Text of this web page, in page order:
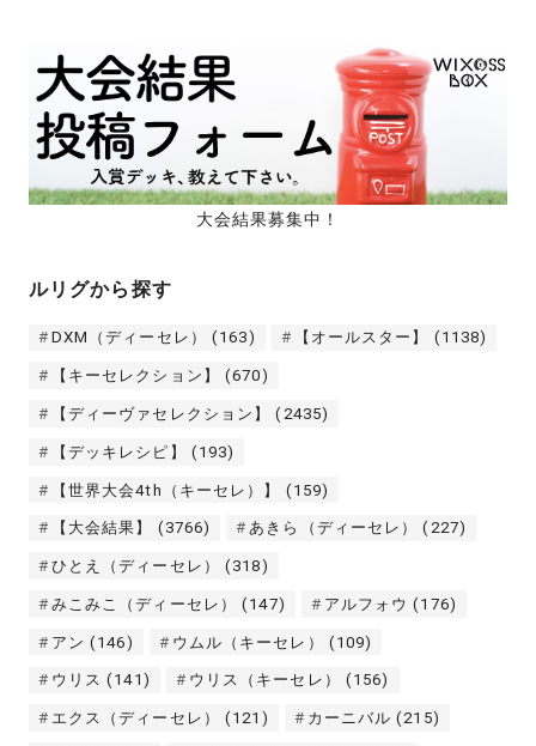
大会結果募集中！
ルリグから探す
DXM（ディーセレ） (163) 【オールスター】 (1138)
【キーセレクション】 (670)
【ディーヴァセレクション】 (2435)
【デッキレシピ】 (193)
【世界大会4th（キーセレ）】 (159)
【大会結果】 (3766) あきら（ディーセレ） (227)
ひとえ（ディーセレ） (318)
みこみこ（ディーセレ） (147) アルフォウ (176)
アン (146) ウムル（キーセレ） (109)
ウリス (141) ウリス（キーセレ） (156)
エクス（ディーセレ） (121) カーニバル (215)